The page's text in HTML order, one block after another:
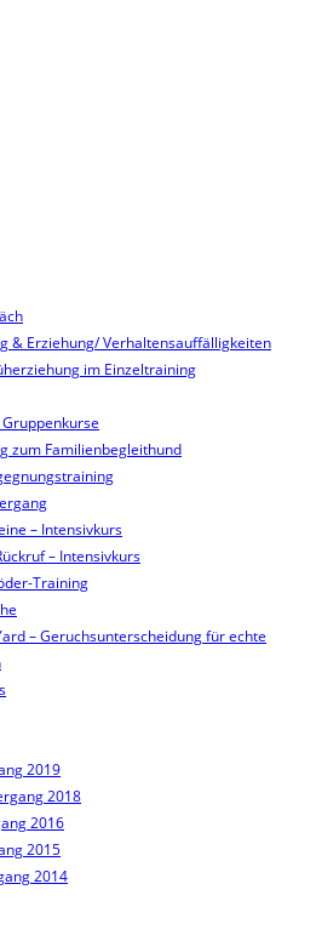
& Erziehung/ Verhaltensauffälligkeiten
im Einzeltraining
zum Familienbegleithund
– Intensivkurs
– Intensivkurs
Training
– Geruchsunterscheidung für echte
2019
2018
2016
2015
2014